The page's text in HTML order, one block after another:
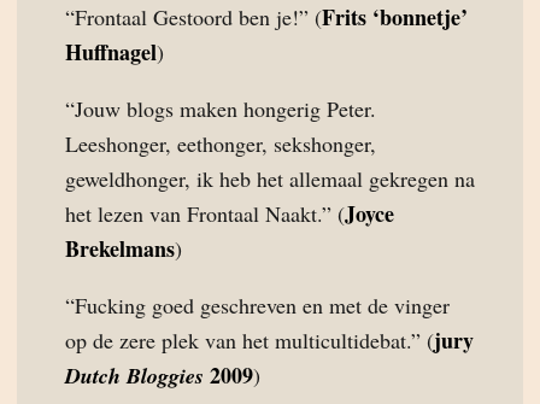
“Frontaal Gestoord ben je!” (Frits ‘bonnetje’
Huffnagel)
“Jouw blogs maken hongerig Peter.
Leeshonger, eethonger, sekshonger,
geweldhonger, ik heb het allemaal gekregen na
het lezen van Frontaal Naakt.” (Joyce
Brekelmans)
“Fucking goed geschreven en met de vinger
op de zere plek van het multicultidebat.” (jury
Dutch Bloggies 2009)